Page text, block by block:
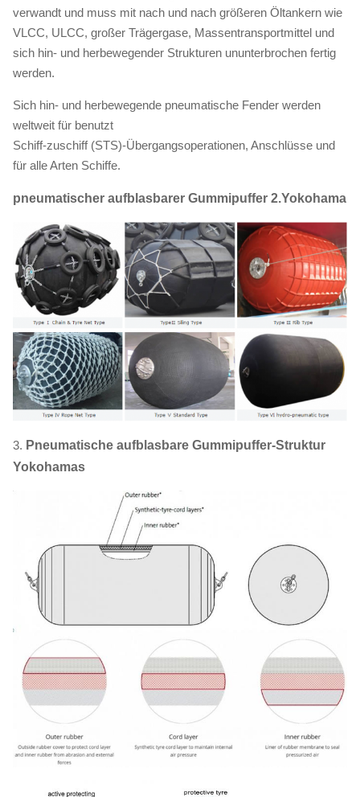
verwandt und muss mit nach und nach größeren Öltankern wie
VLCC, ULCC, großer Trägergase, Massentransportmittel und
sich hin- und herbewegender Strukturen ununterbrochen fertig
werden.
Sich hin- und herbewegende pneumatische Fender werden
weltweit für benutzt
Schiff-zuschiff (STS)-Übergangsoperationen, Anschlüsse und
für alle Arten Schiffe.
pneumatischer aufblasbarer Gummipuffer 2.Yokohama
3. Pneumatische aufblasbare Gummipuffer-Struktur
Yokohamas